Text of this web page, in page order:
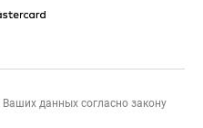
данных согласно закону